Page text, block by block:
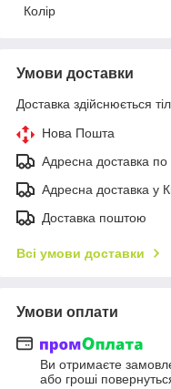
Колір
Умови доставки
Доставка здійснюється
Нова Пошта
Адресна доставка
Адресна доставка у
Доставка поштою
Всі умови доставки
Умови оплати
Ви отримаєте
або гроші